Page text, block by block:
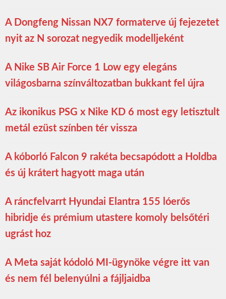
A Dongfeng Nissan NX7 formaterve új fejezetet
nyit az N sorozat negyedik modelljeként
A Nike SB Air Force 1 Low egy elegáns
világosbarna színváltozatban bukkant fel újra
Az ikonikus PSG x Nike KD 6 most egy letisztult
metál ezüst színben tér vissza
A kóborló Falcon 9 rakéta becsapódott a Holdba
és új krátert hagyott maga után
A ráncfelvarrt Hyundai Elantra 155 lóerős
hibridje és prémium utastere komoly belsőtéri
ugrást hoz
A Meta saját kódoló MI-ügynöke végre itt van
és nem fél belenyúlni a fájljaidba